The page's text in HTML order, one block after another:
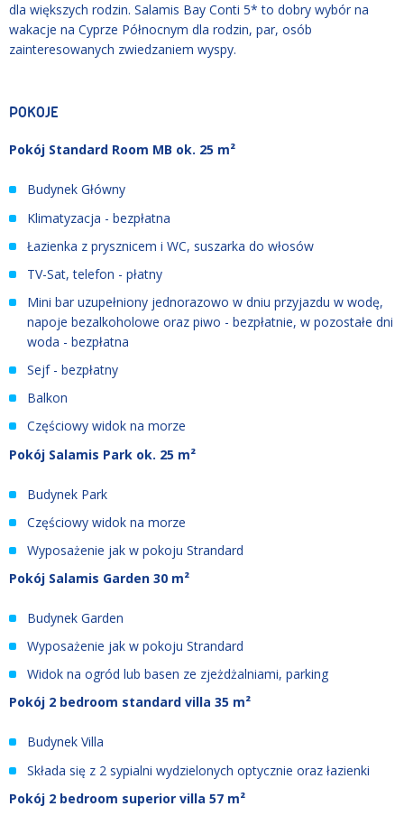
dla większych rodzin. Salamis Bay Conti 5* to dobry wybór na
wakacje na Cyprze Północnym dla rodzin, par, osób
zainteresowanych zwiedzaniem wyspy.
POKOJE
Pokój Standard Room MB ok. 25 m²
Budynek Główny
Klimatyzacja - bezpłatna
Łazienka z prysznicem i WC, suszarka do włosów
TV-Sat, telefon - płatny
Mini bar uzupełniony jednorazowo w dniu przyjazdu w wodę,
napoje bezalkoholowe oraz piwo - bezpłatnie, w pozostałe dni
woda - bezpłatna
Sejf - bezpłatny
Balkon
Częściowy widok na morze
Pokój Salamis Park ok. 25 m²
Budynek Park
Częściowy widok na morze
Wyposażenie jak w pokoju Strandard
Pokój Salamis Garden 30 m²
Budynek Garden
Wyposażenie jak w pokoju Strandard
Widok na ogród lub basen ze zjeżdżalniami, parking
Pokój 2 bedroom standard villa 35 m²
Budynek Villa
Składa się z 2 sypialni wydzielonych optycznie oraz łazienki
Pokój 2 bedroom superior villa 57 m²